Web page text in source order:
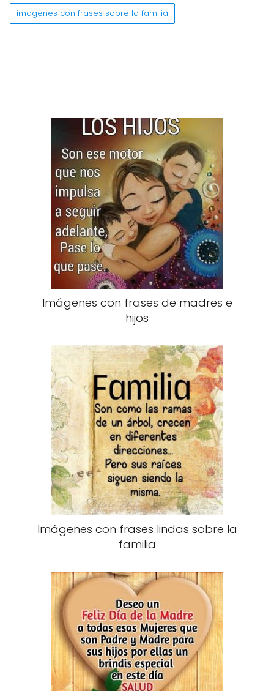
imagenes con frases sobre la familia
Imágenes con frases de madres e
hijos
Imágenes con frases lindas sobre la
familia